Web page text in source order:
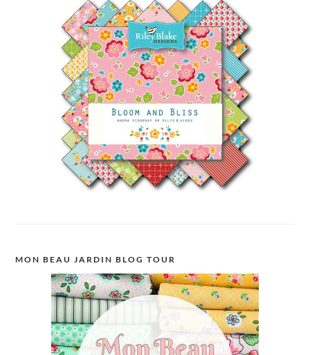
MON BEAU JARDIN BLOG TOUR